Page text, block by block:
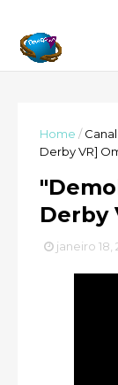
Home /
Derby VR]
Derby
janeiro 18,